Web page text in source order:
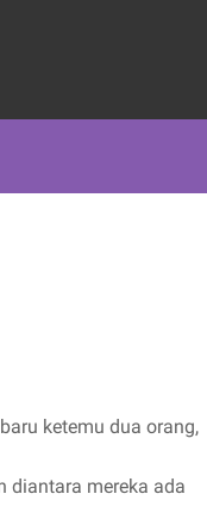
ketemu dua orang,
diantara mereka ada